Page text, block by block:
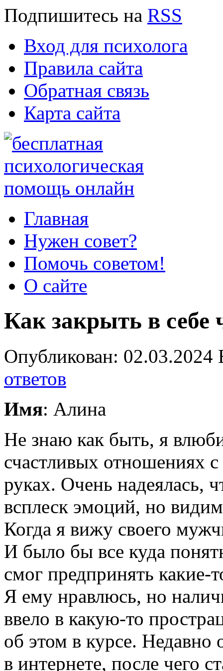
Подпишитесь на RSS
Вход для психолога
Правила сайта
Обратная связь
Карта сайта
Главная
Нужен совет?
Помочь советом!
О сайте
Как закрыть в себе
Опубликован:
ответов
Имя: Алина
Не знаю как быть, я
счастливых отношениях
руках. Очень надеялась,
всплеск эмоций, но
Когда я вижу своего
И было бы все куда
смог предпринять какие-
Я ему нравлюсь, но
ввело в какую-то
об этом в курсе. Недавно
в интернете, после чего